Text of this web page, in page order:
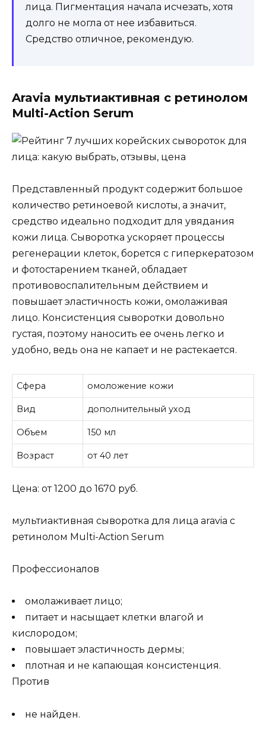
лица. Пигментация начала исчезать, хотя
долго не могла от нее избавиться.
Средство отличное, рекомендую.
Aravia мультиактивная с ретинолом
Multi-Action Serum
Представленный продукт содержит большое
количество ретиноевой кислоты, а значит,
средство идеально подходит для увядания
кожи лица. Сыворотка ускоряет процессы
регенерации клеток, борется с гиперкератозом
и фотостарением тканей, обладает
противовоспалительным действием и
повышает эластичность кожи, омолаживая
лицо. Консистенция сыворотки довольно
густая, поэтому наносить ее очень легко и
удобно, ведь она не капает и не растекается.
Сфера омоложение кожи
Вид дополнительный уход
Объем 150 мл
Возраст от 40 лет
Цена: от 1200 до 1670 руб.
мультиактивная сыворотка для лица aravia с
ретинолом Multi-Action Serum
Профессионалов
омолаживает лицо;
питает и насыщает клетки влагой и
кислородом;
повышает эластичность дермы;
плотная и не капающая консистенция.
Против
не найден.